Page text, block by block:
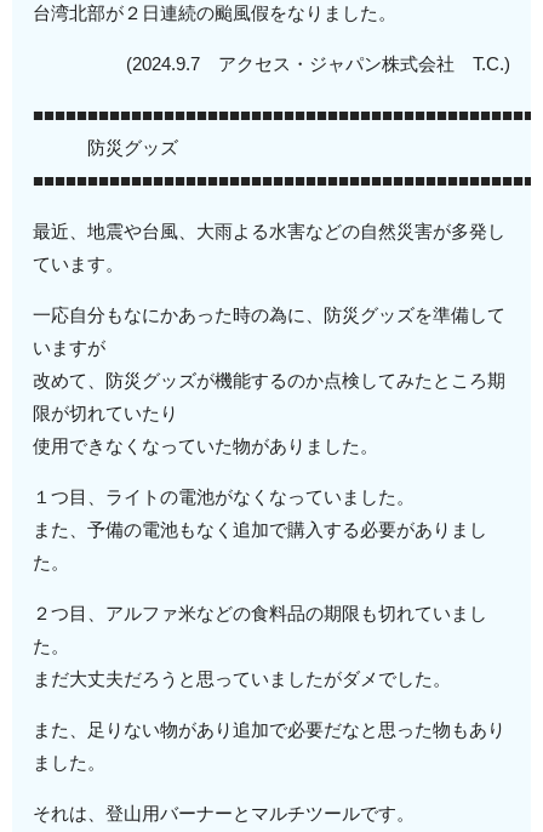
台湾北部が２日連続の颱風假をなりました。
(2024.9.7 アクセス・ジャパン株式会社 T.C.)
■■■■■■■■■■■■■■■■■■■■■■■■■■■■■■■■■■■■■■■■■■■■■■
防災グッズ
■■■■■■■■■■■■■■■■■■■■■■■■■■■■■■■■■■■■■■■■■■■■■■
最近、地震や台風、大雨よる水害などの自然災害が多発し
ています。
一応自分もなにかあった時の為に、防災グッズを準備して
いますが
改めて、防災グッズが機能するのか点検してみたところ期
限が切れていたり
使用できなくなっていた物がありました。
１つ目、ライトの電池がなくなっていました。
また、予備の電池もなく追加で購入する必要がありまし
た。
２つ目、アルファ米などの食料品の期限も切れていまし
た。
まだ大丈夫だろうと思っていましたがダメでした。
また、足りない物があり追加で必要だなと思った物もあり
ました。
それは、登山用バーナーとマルチツールです。